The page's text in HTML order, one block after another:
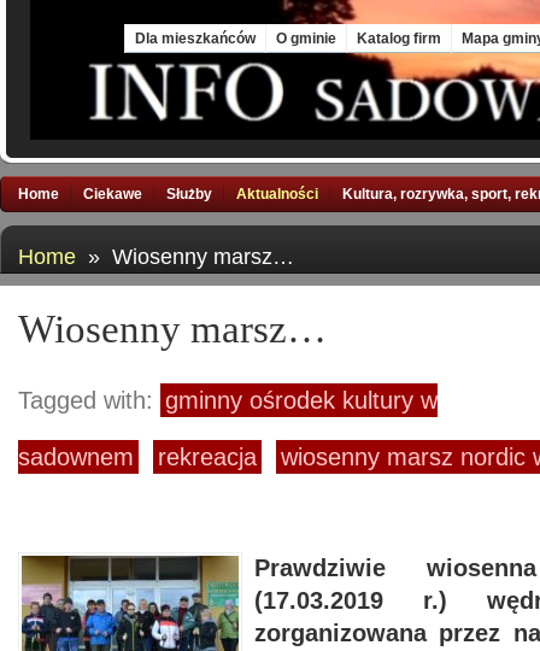
Dla mieszkańców O gminie Katalog firm Mapa
Home Ciekawe Służby Aktualności Kultura, rozrywka, sport,
Home » Wiosenny marsz…
Wiosenny marsz…
Tagged with: gminny ośrodek kultury w
sadownem rekreacja wiosenny marsz nordic
Prawdziwie
(17.03.2019 r.)
zorganizowana przez